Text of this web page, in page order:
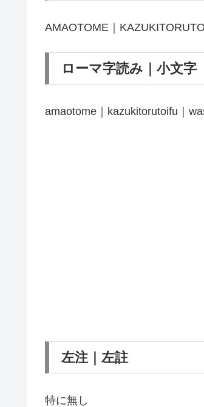
AMAOTOME｜
ローマ字読み｜小文字
amaotome｜kazukitorutoifu｜
左注｜左註
特に無し